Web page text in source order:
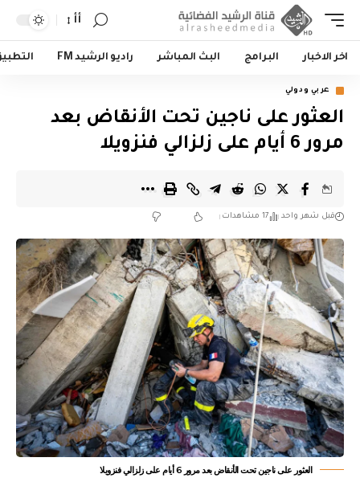
أأ
اخر الاخبار البرامج البث المباشر راديو الرشيد FM
عربي ودولي
العثور على ناجين تحت الأنقاض بعد
مرور 6 أيام على زلزالي فنزويلا
قبل شهر واحد 17 مشاهدات
العثور على ناجين تحت الأنقاض بعد مرور 6 أيام على زلزالي فنزويلا